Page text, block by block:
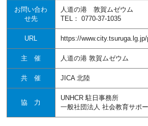
お問い合わ
せ先
人道の港 敦賀ムゼウム
TEL： 0770-37-1035
URL https://
主 催 人道の港 敦賀ムゼウム
共 催 JICA 北陸
協 力
UNHCR 駐日事務所
一般社団法人 社会教育サポ